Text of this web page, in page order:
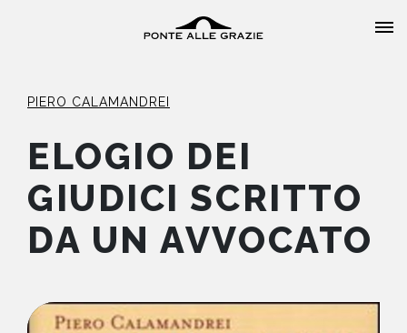
HOME
CHI SIAMO
PIERO CALAMANDREI
ELOGIO DEI
GIUDICI SCRITTO
DA UN AVVOCATO